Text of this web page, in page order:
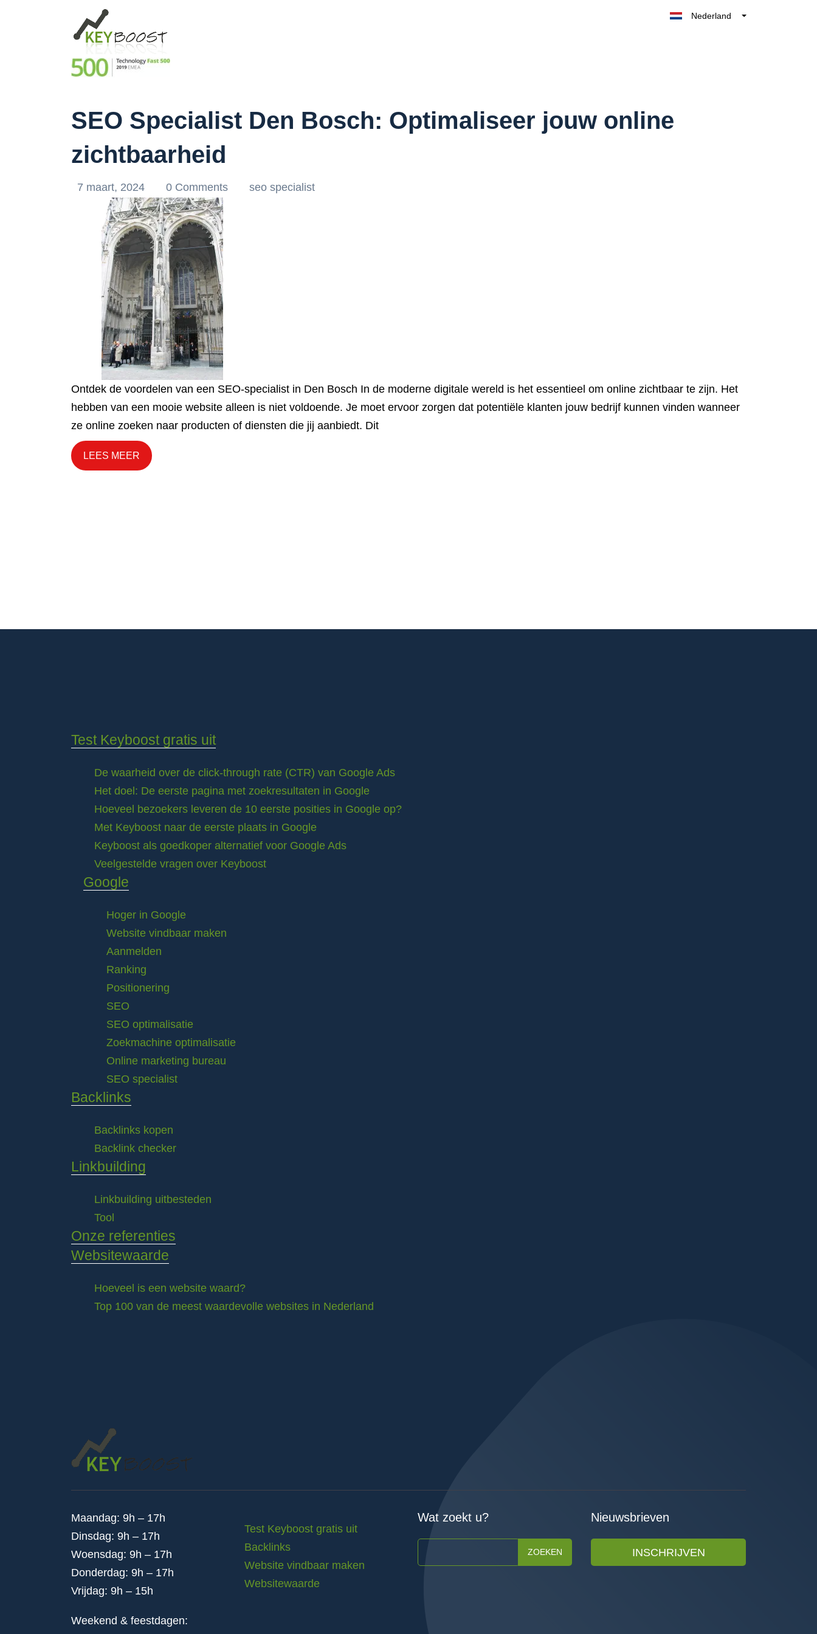
Nederland
SEO Specialist Den Bosch: Optimaliseer jouw online
zichtbaarheid
7 maart, 2024 0 Comments seo specialist
Ontdek de voordelen van een SEO-specialist in Den Bosch In de moderne digitale wereld is het essentieel om online zichtbaar te zijn. Het
hebben van een mooie website alleen is niet voldoende. Je moet ervoor zorgen dat potentiële klanten jouw bedrijf kunnen vinden wanneer
ze online zoeken naar producten of diensten die jij aanbiedt. Dit
LEES MEER
Test Keyboost gratis uit
De waarheid over de click-through rate (CTR) van Google Ads
Het doel: De eerste pagina met zoekresultaten in Google
Hoeveel bezoekers leveren de 10 eerste posities in Google op?
Met Keyboost naar de eerste plaats in Google
Keyboost als goedkoper alternatief voor Google Ads
Veelgestelde vragen over Keyboost
Google
Hoger in Google
Website vindbaar maken
Aanmelden
Ranking
Positionering
SEO
SEO optimalisatie
Zoekmachine optimalisatie
Online marketing bureau
SEO specialist
Backlinks
Backlinks kopen
Backlink checker
Linkbuilding
Linkbuilding uitbesteden
Tool
Onze referenties
Websitewaarde
Hoeveel is een website waard?
Top 100 van de meest waardevolle websites in Nederland
Maandag: 9h – 17h
Dinsdag: 9h – 17h
Woensdag: 9h – 17h
Donderdag: 9h – 17h
Vrijdag: 9h – 15h
Weekend & feestdagen:
Test Keyboost gratis uit
Backlinks
Website vindbaar maken
Websitewaarde
Wat zoekt u?
ZOEKEN
Nieuwsbrieven
INSCHRIJVEN